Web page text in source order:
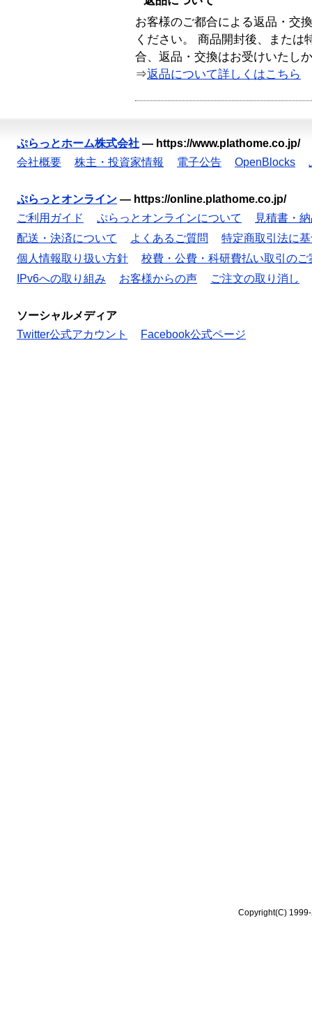
お客様のご都合による返品・交
ください。 商品開封後、または
合、返品・交換はお受けいたし
⇒返品について詳しくはこちら
ぷらっとホーム株式会社 — https://www.plathome.co.jp/
会社概要
株主・投資家情報 電子公告 OpenBlocks
ぷらっとオンライン — https://online.plathome.co.jp/
ご利用ガイド
ぷらっとオンラインについて
見積書・
配送・決済について
よくあるご質問
特定商取引法に
個人情報取り扱い方針
校費・公費・科研費払い取引のご
IPv6への取り組み
お客様からの声 ご注文の取り消し
ソーシャルメディア
Twitter公式アカウント
Facebook公式ページ
Copyright(C)